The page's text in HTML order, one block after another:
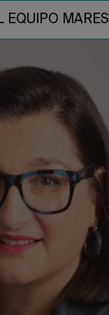
EQUIPO MARES